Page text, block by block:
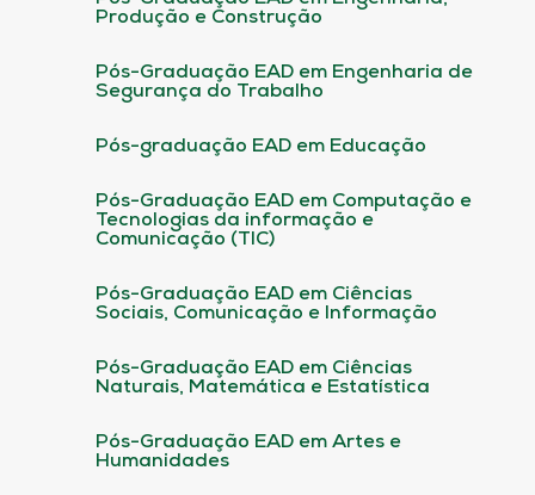
Produção e Construção
Pós-Graduação EAD em Engenharia de
Segurança do Trabalho
Pós-graduação EAD em Educação
Pós-Graduação EAD em Computação e
Tecnologias da informação e
Comunicação (TIC)
Pós-Graduação EAD em Ciências
Sociais, Comunicação e Informação
Pós-Graduação EAD em Ciências
Naturais, Matemática e Estatística
Pós-Graduação EAD em Artes e
Humanidades